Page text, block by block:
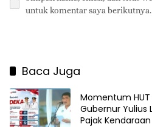
untuk komentar saya berikutnya.
Baca Juga
Momentum HUT
Gubernur Yulius
Pajak Kendaraan